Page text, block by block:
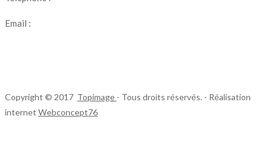
Email :
Copyright © 2017 Topimage - Tous droits réservés. - Réalisation
internet Webconcept76